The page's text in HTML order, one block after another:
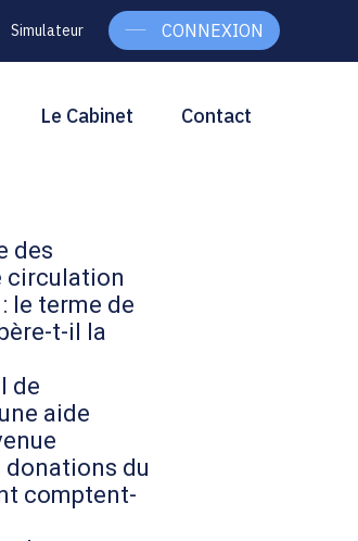
Simulateur CONNEXION
Le Cabinet Contact
des
circulation
le terme de
t-il la
de
aide
donations du
comptent-